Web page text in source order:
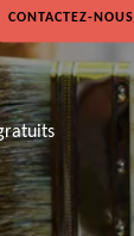
CONTACTEZ-